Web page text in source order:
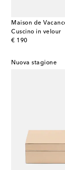
Maison de
Cuscino in velour
€ 190
original price
Nuova stagione